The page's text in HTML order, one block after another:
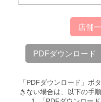
店舗
PDFダウンロード
「PDFダウンロード」ボ
きない場合は、以下の手